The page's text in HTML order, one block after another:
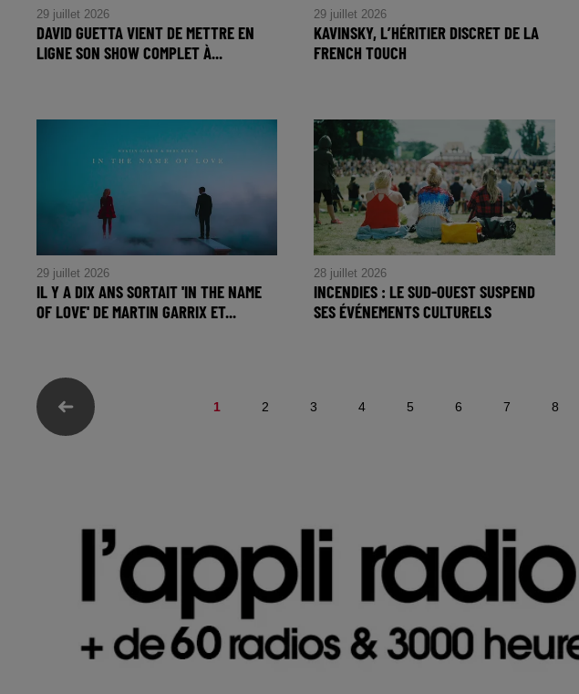
29 juillet 2026
DAVID GUETTA VIENT DE METTRE EN
LIGNE SON SHOW COMPLET À...
29 juillet 2026
KAVINSKY, L’HÉRITIER DISCRET DE LA
FRENCH TOUCH
29 juillet 2026
IL Y A DIX ANS SORTAIT 'IN THE NAME
OF LOVE' DE MARTIN GARRIX ET...
28 juillet 2026
INCENDIES : LE SUD-OUEST SUSPEND
SES ÉVÉNEMENTS CULTURELS
1 2 3 4 5 6 7 8